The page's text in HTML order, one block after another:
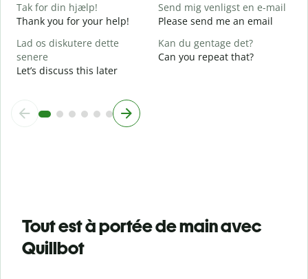
Tak for din hjælp!
Thank you for your help!
Send mig venligst en e-mail
Please send me an email
Lad os diskutere dette
senere
Let’s discuss this later
Kan du gentage det?
Can you repeat that?
Tout est à portée de main avec
Quillbot